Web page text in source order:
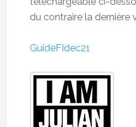
du contraire la dernière
GuideFIdec21